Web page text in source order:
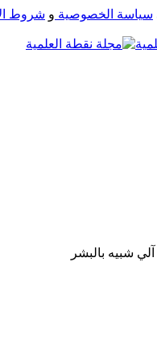
سياسة الخصوصية و شروط
شبيه بالبشر